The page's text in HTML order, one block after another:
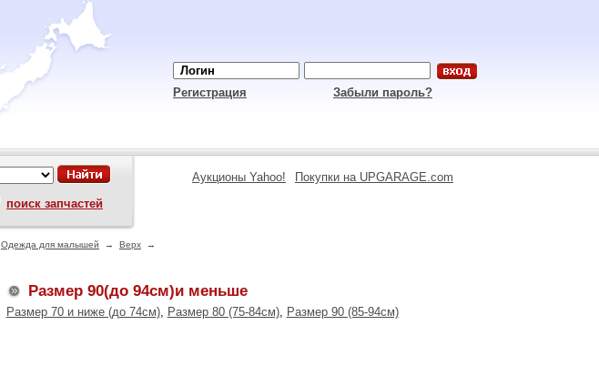
Регистрация Забыли пароль?
поиск запчастей
Аукционы Yahoo! Покупки на UPGARAGE.com
Одежда для малышей → Верх →
Размер 90(до 94см)и меньше
Размер 70 и ниже (до 74см), Размер 80 (75-84см), Размер 90 (85-94см)